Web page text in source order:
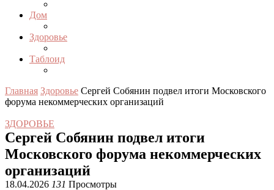
Дом
Здоровье
Таблоид
Главная Здоровье Сергей Собянин подвел итоги Московского
форума некоммерческих организаций
ЗДОРОВЬЕ
Сергей Собянин подвел итоги
Московского форума некоммерческих
организаций
18.04.2026 131 Просмотры